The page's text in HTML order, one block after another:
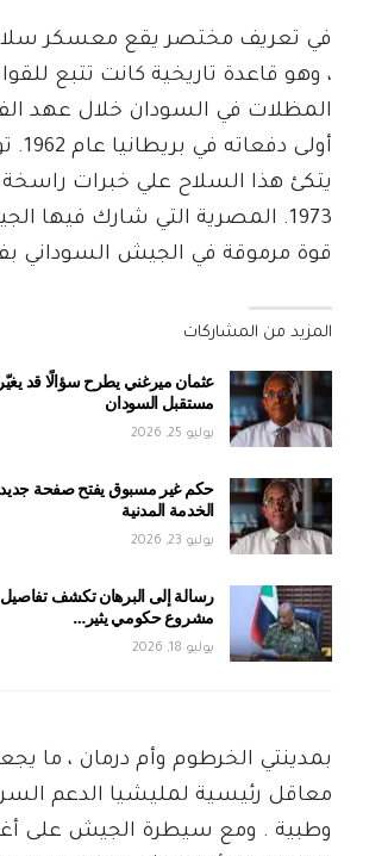
في تعريف مختصر يقع معسكر
، وهو قاعدة تاريخية كانت تتبع
المظلات في السودان خلال عهد
يتكئ هذا السلاح علي خبرات
1973. المصرية التي شارك
قوة مرموقة في الجيش السوداني
المزيد من المشاركات
عثمان ميرغني يطرح سؤالًا قد يغيّر
مستقبل السودان
يوليو 25, 2026
حكم غير مسبوق يفتح صفحة
الخدمة المدنية
يوليو 23, 2026
رسالة إلى البرهان تكشف تفاصيل
مشروع حكومي يثير…
يوليو 18, 2026
بمدينتي الخرطوم وأم درمان ، ما
معاقل رئيسية لمليشيا الدعم
وطبية . ومع سيطرة الجيش على